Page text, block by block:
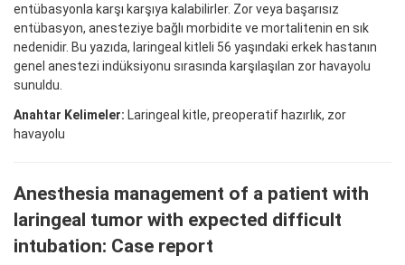
entübasyonla karşı karşıya kalabilirler. Zor veya başarısız
entübasyon, anesteziye bağlı morbidite ve mortalitenin en sık
nedenidir. Bu yazıda, laringeal kitleli 56 yaşındaki erkek hastanın
genel anestezi indüksiyonu sırasında karşılaşılan zor havayolu
sunuldu.
Anahtar Kelimeler: Laringeal kitle, preoperatif hazırlık, zor
havayolu
Anesthesia management of a patient with
laringeal tumor with expected difficult
intubation: Case report